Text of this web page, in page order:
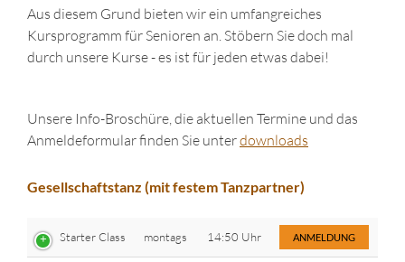
Aus diesem Grund bieten wir ein umfangreiches
Kursprogramm für Senioren an. Stöbern Sie doch mal
durch unsere Kurse - es ist für jeden etwas dabei!
Unsere Info-Broschüre, die aktuellen Termine und das
Anmeldeformular finden Sie unterdownloads
Gesellschaftstanz (mit festem Tanzpartner)
Starter Class montags 14:50 Uhr ANMELDUNG